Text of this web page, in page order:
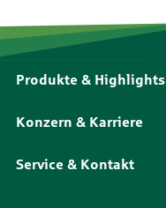
Produkte & Highlights
Konzern & Karriere
Service & Kontakt